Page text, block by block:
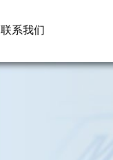
联系我们